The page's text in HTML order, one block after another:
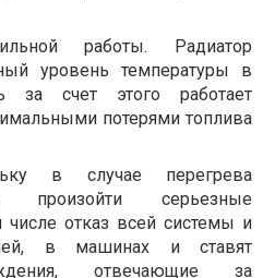
работы. Радиатор
уровень температуры в
за счет этого работает
потерями топлива
в случае перегрева
произойти серьезные
отказ всей системы и
в машинах и ставят
отвечающие за